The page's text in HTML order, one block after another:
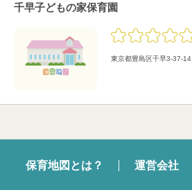
千早子どもの家保育園
東京都豊島区千早3-37-14
保育地図とは？ 運営会社